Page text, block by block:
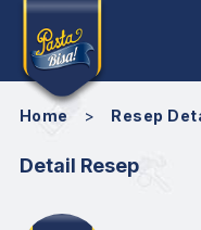
Home > Resep
Detail Resep